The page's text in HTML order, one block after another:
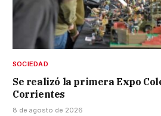
SOCIEDAD
Se realizó la primera Expo
Corrientes
8 de agosto de 2026